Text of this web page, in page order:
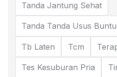
Tanda Jantung Sehat
Tanda Tanda Usus Buntu
Tb Laten Tcm
Tes Kesuburan Pria